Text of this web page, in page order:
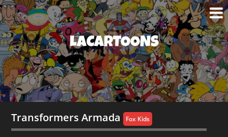
LACARTOONS
Transformers Armada Fox Kids